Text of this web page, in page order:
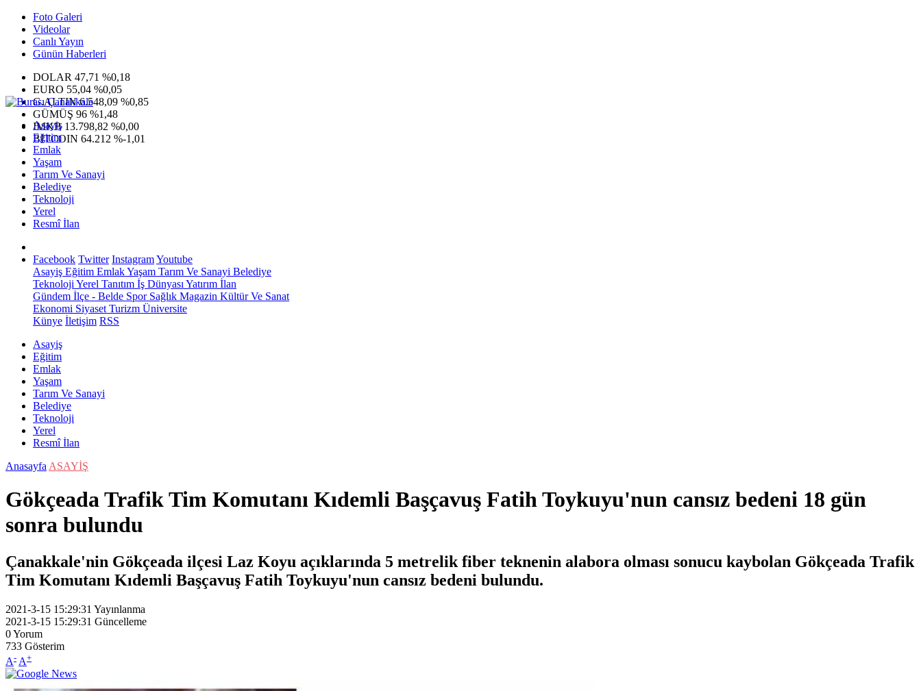
Foto Galeri
Videolar
Canlı Yayın
Günün Haberleri
DOLAR 47,71 %0,18
EURO 55,04 %0,05
G.ALTIN6.548,09 %0,85
GÜMÜŞ 96 %1,48
IMKB 13.798,82 %0,00
BITCOIN 64.212 %-1,01
Asayiş
Eğitim
Emlak
Yaşam
Tarım Ve Sanayi
Belediye
Teknoloji
Yerel
Resmî İlan
Facebook Twitter InstagramYoutube
Asayiş Eğitim EmlakYaşam Tarım Ve Sanayi Belediye
Teknoloji Yerel Tanıtım İş Dünyası Yatırım İlan
Gündem İlçe - Belde SporSağlık Magazin Kültür Ve Sanat
Ekonomi Siyaset Turizm Üniversite
Künye İletişim RSS
Asayiş
Eğitim
Emlak
Yaşam
Tarım Ve Sanayi
Belediye
Teknoloji
Yerel
Resmî İlan
Anasayfa ASAYİŞ
Gökçeada Trafik Tim Komutanı Kıdemli Başçavuş Fatih Toykuyu'nun cansız bedeni 18 gün
sonra bulundu
Çanakkale'nin Gökçeada ilçesi Laz Koyu açıklarında 5 metrelik fiber teknenin alabora olması sonucu kaybolan Gökçeada Trafik
Tim Komutanı Kıdemli Başçavuş Fatih Toykuyu'nun cansız bedeni bulundu.
2021-3-15 15:29:31 Yayınlanma
2021-3-15 15:29:31 Güncelleme
0Yorum
733 Gösterim
A- A+